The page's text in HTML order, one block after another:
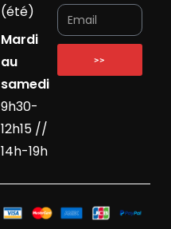
(été)
Mardi
au
samedi
9h30-
12h15 //
14h-19h
>>